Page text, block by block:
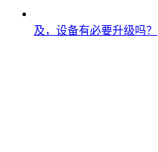
及，设备有必要升级吗？